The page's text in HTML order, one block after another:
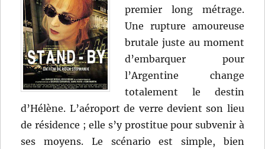
premier long métrage.
Une rupture amoureuse
brutale juste au moment
d’embarquer pour
l’Argentine change
totalement le destin
d’Hélène. L’aéroport de verre devient son lieu
de résidence ; elle s’y prostitue pour subvenir à
ses moyens. Le scénario est simple, bien